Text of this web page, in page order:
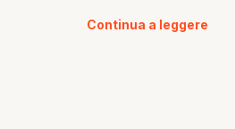
Continua a leggere